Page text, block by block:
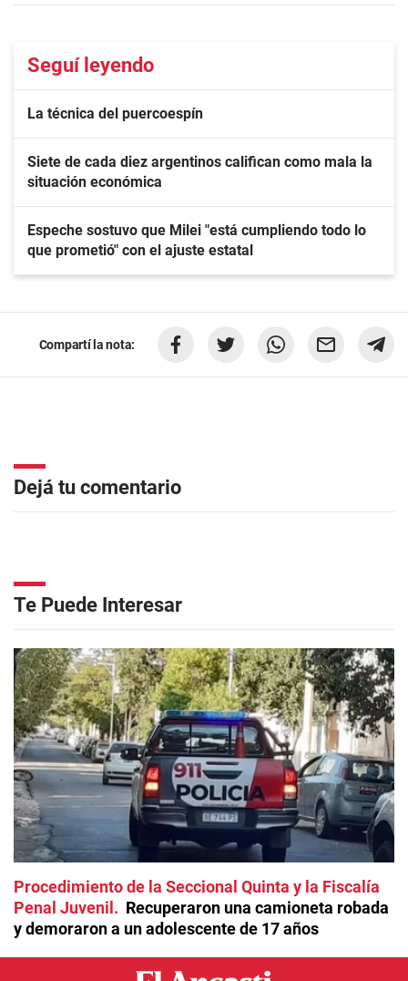
Seguí leyendo
La técnica del puercoespín
Siete de cada diez argentinos califican como mala la
situación económica
Espeche sostuvo que Milei "está cumpliendo todo lo
que prometió" con el ajuste estatal
Compartí la nota:
Dejá tu comentario
Te Puede Interesar
Procedimiento de la Seccional Quinta y la Fiscalía
Penal Juvenil
Recuperaron una camioneta robada
y demoraron a un adolescente de 17 años